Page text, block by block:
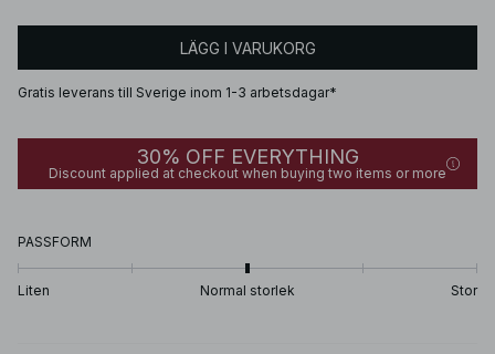
LÄGG I VARUKORG
Gratis leverans till Sverige inom 1-3 arbetsdagar*
30% OFF EVERYTHING
Discount applied at checkout when buying two items or more
PASSFORM
Liten Normal storlek Stor